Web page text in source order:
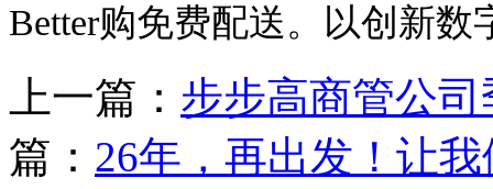
Better购免费配送。以创新
上一篇： 步步高商管公
篇： 26年，再出发！让